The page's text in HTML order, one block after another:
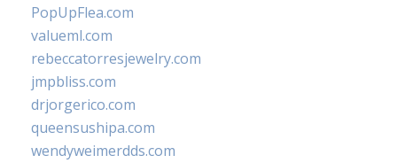
PopUpFlea.com
valueml.com
rebeccatorresjewelry.com
jmpbliss.com
drjorgerico.com
queensushipa.com
wendyweimerdds.com